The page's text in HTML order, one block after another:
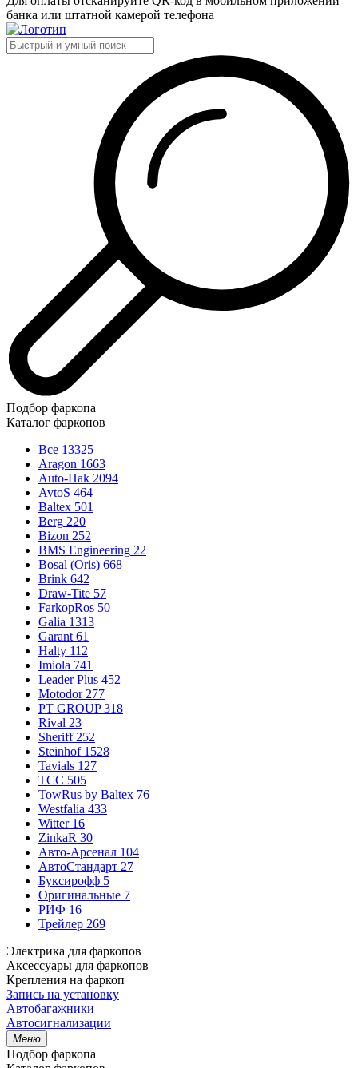
банка или штатной камерой телефона
Подбор фаркопа
Каталог фаркопов
Все 13325
Aragon 1663
Auto-Hak 2094
AvtoS 464
Baltex 501
Berg 220
Bizon 252
BMS Engineering 22
Bosal (Oris) 668
Brink 642
Draw-Tite 57
FarkopRos 50
Galia 1313
Garant 61
Halty 112
Imiola 741
Leader Plus 452
Motodor 277
PT GROUP 318
Rival 23
Sheriff 252
Steinhof 1528
Tavials 127
TCC 505
TowRus by Baltex 76
Westfalia 433
Witter 16
ZinkaR 30
Авто-Арсенал 104
АвтоСтандарт 27
Буксирофф 5
Оригинальные 7
РИФ 16
Трейлер 269
Электрика для фаркопов
Аксессуары для фаркопов
Крепления на фаркоп
Запись на установку
Автобагажники
Автосигнализации
Меню
Подбор фаркопа